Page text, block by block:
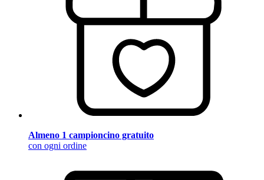
Almeno 1 campioncino gratuito
con ogni ordine